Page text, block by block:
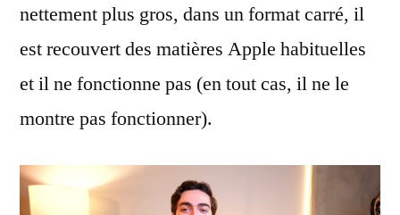
nettement plus gros, dans un format carré, il
est recouvert des matières Apple habituelles
et il ne fonctionne pas (en tout cas, il ne le
montre pas fonctionner).